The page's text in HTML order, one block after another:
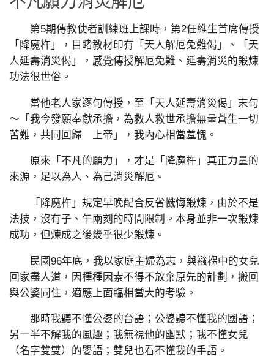
第5期傳教使者訓練班上課時，第2任維生首席傳授
「降魔杵」，目睹教材印有「天人解厄免難偈」、「天
人延壽消災偈」，感覺傳授解厄免難、延壽消災的鍛煉
功法很世俗。
當他老人家逐句傳授，至「天人延壽消災偈」末句
～「我今發願奉獻承擔，為救人救世承擔無量蒼生一切
苦難，共同回歸 上帝」，我內心相當羞愧。
原來「不凡的願力」，才是「降魔杵」真正力量的
來源，足以為人、為己消災解厄。
「降魔杵」規定早晚配合反省懺悔鍛煉，由於不是
法技，沒有子、午兩刻的時間限制。本身並非一次鍛煉
成功，但煉成之後幾乎很少鍛煉。
民國96年底，我以家庭主婦為志，與襁褓中的女兒
回家盡人道，因種種因素不得不放棄原先的計劃，搬回
與公婆同住，適應上面臨相當大的考驗。
那時我聽不懂公婆的台語；公婆聽不懂我的國語；
另一半不解我的風趣；我無視他的幽默；我不懂女兒
（名字雙雙）的嬰語；雙兒也看不懂我的手語。